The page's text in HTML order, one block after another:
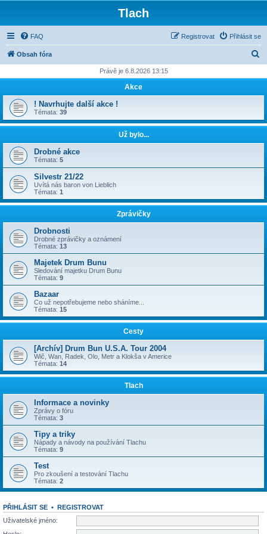
Tlach
FAQ Přihlásit se
Registrovat
Obsah fóra
d
t
Právě je 6.8.2026 13:15
Akce
! Navrhujte další akce !
Témata: 39
Už bylo...
Drobné akce
Témata: 5
Silvestr 21/22
Uvítá nás baron von Lieblich
Témata: 1
Zprávičky
Drobnosti
Drobné zprávičky a oznámení
Témata: 13
Majetek Drum Bunu
Sledování majetku Drum Bunu
Témata: 9
Bazaar
Co už nepotřebujeme nebo sháníme...
Témata: 15
Cesty
[Archív] Drum Bun U.S.A. Tour 2004
Wič, Wan, Radek, Olo, Metr a Klokša v Americe
Témata: 14
Tlach
Informace a novinky
Zprávy o fóru
Témata: 3
Tipy a triky
Nápady a návody na používání Tlachu
Témata: 9
Test
Pro zkoušení a testování Tlachu
Témata: 2
PŘIHLÁSIT SE • REGISTROVAT
Uživatelské jméno: